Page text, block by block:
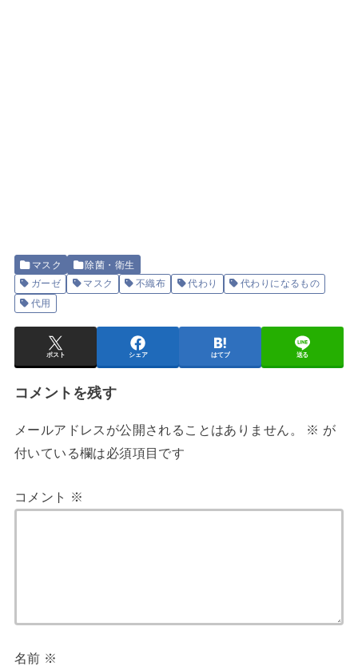
マスク
除菌・衛生
ガーゼ
マスク 不織布 代わり
代わりになるもの
代用
ポスト シェア はてブ 送る
コメントを残す
メールアドレスが公開されることはありません。 ※ が
付いている欄は必須項目です
コメント ※
名前 ※